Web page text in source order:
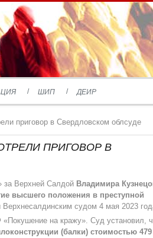
ШИП ДЕИР
приговор в Свердловском облсуде
ПРИГОВОР В
за Верхней Салдой Владимира
высшего положения в преступной
Верхнесалдинским судом 4 мая 2023
на кражу». Суд установил,
(балки) стоимостью 479